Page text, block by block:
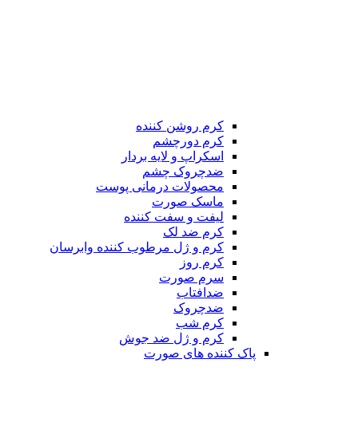
کرم روشن کننده
کرم دورچشم
اسکراپ و لایه بردار
ضدچروک چشم
محصولات درمانی پوست
ماسک صورت
لیفت و سفت کننده
کرم ضد لک
کرم و ژل مرطوب کننده وابرسان
کرم روز
سرم صورت
ضدافتاب
ضدچروک
کرم شب
کرم و ژل ضد جوش
پاک کننده های صورت